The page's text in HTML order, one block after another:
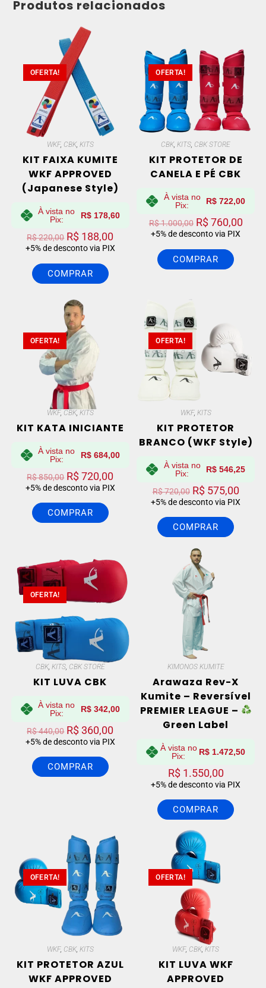
Produtos relacionados
OFERTA!
WKF, CBK, KITS
KIT FAIXA KUMITE
WKF APPROVED
(Japanese Style)
À vista no
Pix:
R$178,60
R$220,00 R$ 188,00
+5% de desconto via PIX
COMPRAR
OFERTA!
CBK,KITS, CBK STORE
KIT PROTETOR DE
CANELA E PÉ CBK
À vista no
Pix:
R$ 722,00
R$1.000,00 R$760,00
+5% de desconto via PIX
COMPRAR
OFERTA!
WKF, CBK, KITS
KIT KATA INICIANTE
À vista no
Pix:
R$684,00
R$850,00 R$720,00
+5% de desconto via PIX
COMPRAR
OFERTA!
WKF, KITS
KIT PROTETOR
BRANCO (WKF Style)
À vista no
Pix:
R$ 546,25
R$720,00 R$575,00
+5% de desconto via PIX
COMPRAR
OFERTA!
CBK, KITS, CBK STORE
KIT LUVA CBK
À vista no
Pix:
R$342,00
R$440,00 R$360,00
+5% de desconto via PIX
COMPRAR
KIMONOS KUMITE
Arawaza Rev-X
Kumite – Reversível
PREMIER LEAGUE –
Green Label
À vista no
Pix:
R$ 1.472,50
R$1.550,00
+5% de desconto via PIX
COMPRAR
OFERTA!
WKF, CBK, KITS
KIT PROTETOR AZUL
WKF APPROVED
OFERTA!
WKF, CBK,KITS
KIT LUVA WKF
APPROVED